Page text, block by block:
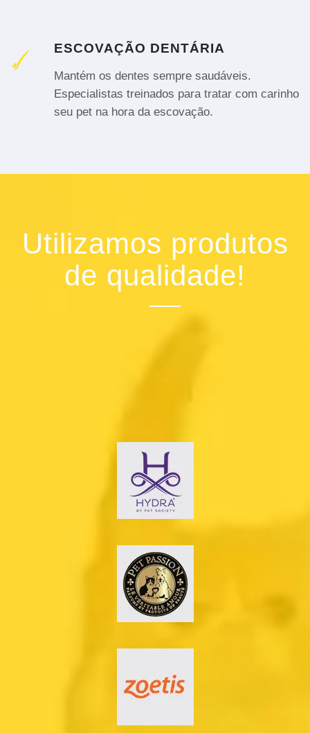
ESCOVAÇÃO DENTÁRIA
Mantém os dentes sempre saudáveis.
Especialistas treinados para tratar com carinho
seu pet na hora da escovação.
Utilizamos produtos
de qualidade!